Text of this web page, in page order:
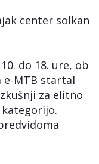
do 18. ure, ob
e-MTB startal
za elitno